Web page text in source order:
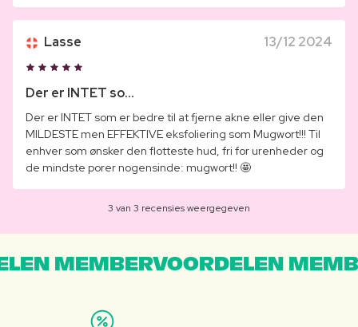
Lasse 13/12 2024
Der er INTET so...
Der er INTET som er bedre til at fjerne akne eller give den
MILDESTE men EFFEKTIVE eksfoliering som Mugwort!!! Til
enhver som ønsker den flotteste hud, fri for urenheder og
de mindste porer nogensinde: mugwort!! 🤩
3 van 3 recensies weergegeven
MEMBERVOORDELEN